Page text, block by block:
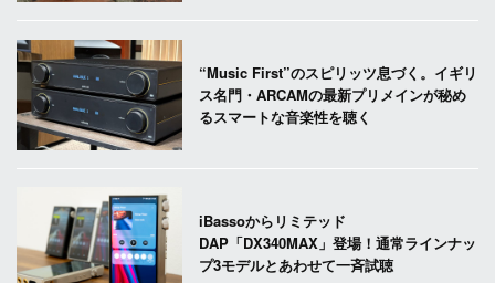
“Music First”のスピリッツ息づく。イギリ
ス名門・ARCAMの最新プリメインが秘め
るスマートな音楽性を聴く
iBassoからリミテッド
DAP「DX340MAX」登場！通常ラインナッ
プ3モデルとあわせて一斉試聴